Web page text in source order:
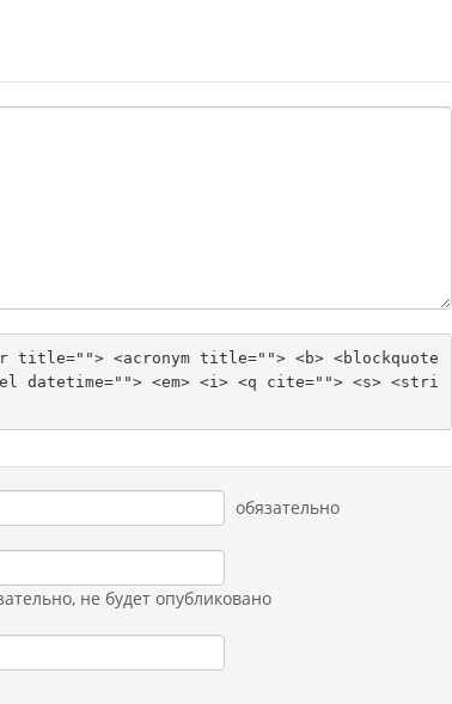
<acronym title=""> <b> <blockquote
datetime=""> <em> <i> <q cite=""> <s> <stri
обязательно
, не будет опубликовано